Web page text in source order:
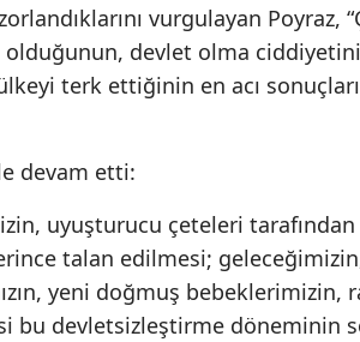
vurgulayan
olduğunun, devlet olma
terk ettiğinin en acı
devam etti:
uyuşturucu çeteleri
talan edilmesi;
yeni doğmuş
bu devletsizleştirme döneminin